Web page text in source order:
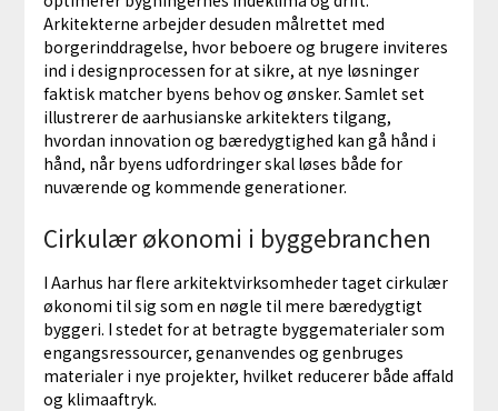
Arkitekterne arbejder desuden målrettet med
borgerinddragelse, hvor beboere og brugere inviteres
ind i designprocessen for at sikre, at nye løsninger
faktisk matcher byens behov og ønsker. Samlet set
illustrerer de aarhusianske arkitekters tilgang,
hvordan innovation og bæredygtighed kan gå hånd i
hånd, når byens udfordringer skal løses både for
nuværende og kommende generationer.
Cirkulær økonomi i byggebranchen
I Aarhus har flere arkitektvirksomheder taget cirkulær
økonomi til sig som en nøgle til mere bæredygtigt
byggeri. I stedet for at betragte byggematerialer som
engangsressourcer, genanvendes og genbruges
materialer i nye projekter, hvilket reducerer både affald
og klimaaftryk.